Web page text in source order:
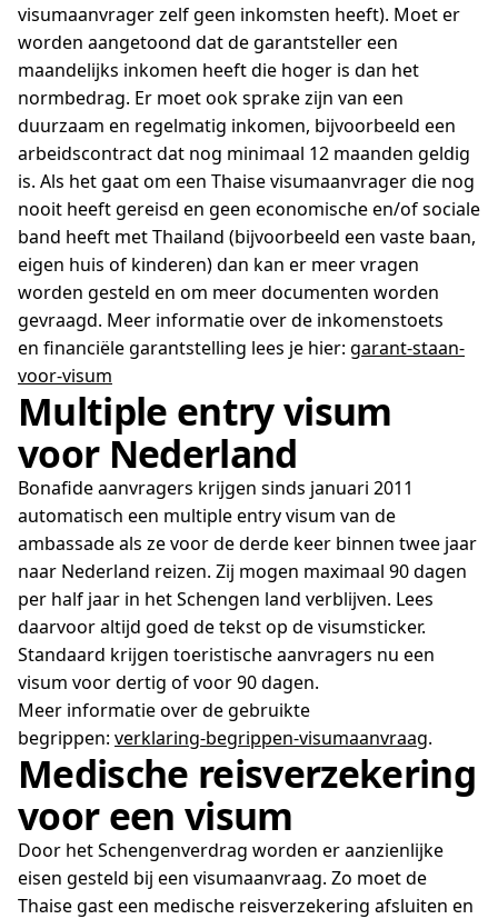
visumaanvrager zelf geen inkomsten heeft). Moet er
worden aangetoond dat de garantsteller een
maandelijks inkomen heeft die hoger is dan het
normbedrag. Er moet ook sprake zijn van een
duurzaam en regelmatig inkomen, bijvoorbeeld een
arbeidscontract dat nog minimaal 12 maanden geldig
is. Als het gaat om een Thaise visumaanvrager die nog
nooit heeft gereisd en geen economische en/of sociale
band heeft met Thailand (bijvoorbeeld een vaste baan,
eigen huis of kinderen) dan kan er meer vragen
worden gesteld en om meer documenten worden
gevraagd. Meer informatie over de inkomenstoets
en financiële garantstelling lees je hier: garant-staan-
voor-visum
Multiple entry visum
voor Nederland
Bonafide aanvragers krijgen sinds januari 2011
automatisch een multiple entry visum van de
ambassade als ze voor de derde keer binnen twee jaar
naar Nederland reizen. Zij mogen maximaal 90 dagen
per half jaar in het Schengen land verblijven. Lees
daarvoor altijd goed de tekst op de visumsticker.
Standaard krijgen toeristische aanvragers nu een
visum voor dertig of voor 90 dagen.
Meer informatie over de gebruikte
begrippen: verklaring-begrippen-visumaanvraag.
Medische reisverzekering
voor een visum
Door het Schengenverdrag worden er aanzienlijke
eisen gesteld bij een visumaanvraag. Zo moet de
Thaise gast een medische reisverzekering afsluiten en